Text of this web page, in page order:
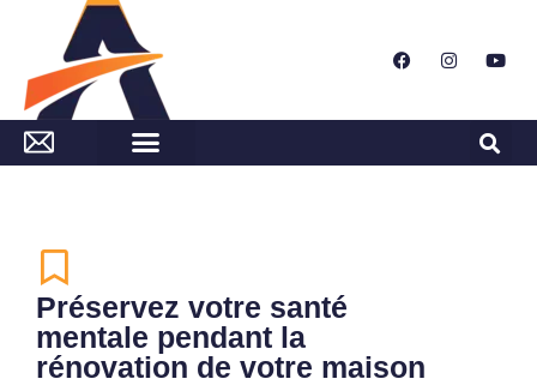
Préservez votre santé
mentale pendant la
rénovation de votre maison